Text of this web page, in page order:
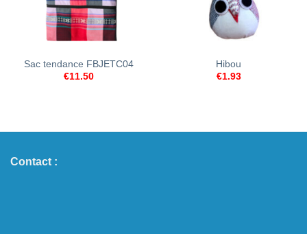
Sac tendance FBJETC04
€11.50
Hibou
€1.93
Contact :